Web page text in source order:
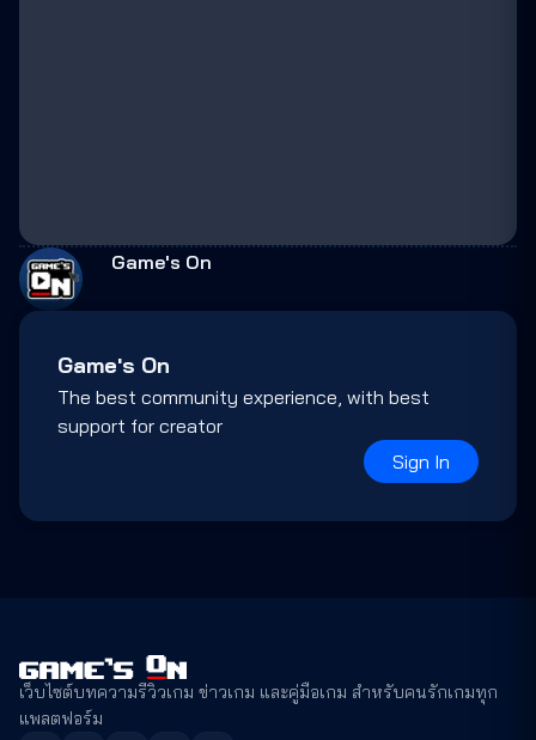
Game's On
Game's On
The best community experience, with best
support for creator
Sign In
เว็บไซต์บทความรีวิวเกม ข่าวเกม และคู่มือเกม สำหรับคนรักเกมทุก
แพลตฟอร์ม